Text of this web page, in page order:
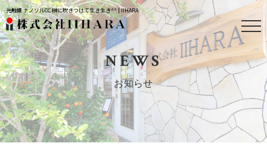
光触媒 ナノソルCC 榊に吹きつけて生き生き^^ | IIHARA
NEWS
お知らせ